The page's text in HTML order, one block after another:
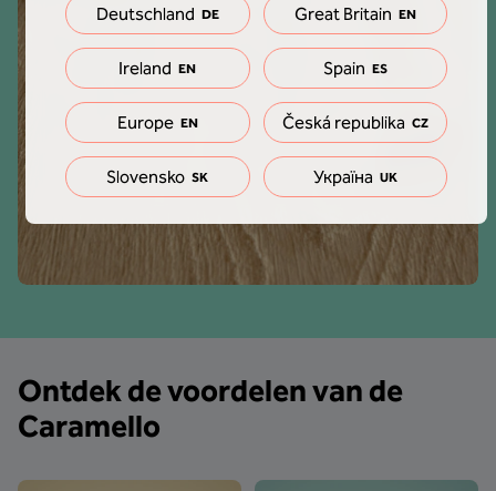
Ontdek de voordelen van de
Caramello
Deutschland DE Great Britain EN
Ireland EN Spain ES
Europe EN Česká republika CZ
Slovensko SK Україна UK